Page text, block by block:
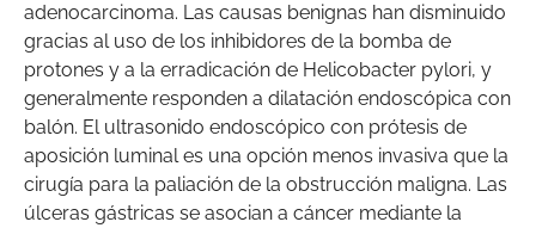
adenocarcinoma. Las causas benignas han disminuido
gracias al uso de los inhibidores de la bomba de
protones y a la erradicación de Helicobacter pylori, y
generalmente responden a dilatación endoscópica con
balón. El ultrasonido endoscópico con prótesis de
aposición luminal es una opción menos invasiva que la
cirugía para la paliación de la obstrucción maligna. Las
úlceras gástricas se asocian a cáncer mediante la